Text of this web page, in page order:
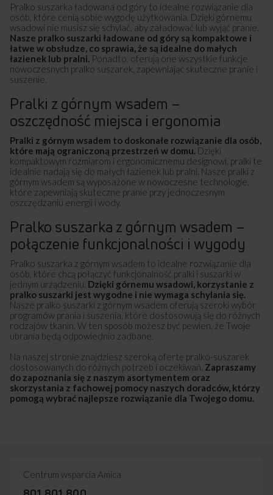
Pralko suszarka ładowana od góry to idealne rozwiązanie dla
osób, które cenią sobie wygodę użytkowania. Dzięki górnemu
wsadowi nie musisz się schylać, aby załadować lub wyjąć pranie.
Nasze pralko suszarki ładowane od góry są kompaktowe i
łatwe w obsłudze, co sprawia, że są idealne do małych
łazienek lub pralni. Ponadto, oferują one wszystkie funkcje
nowoczesnych pralko suszarek, zapewniając skuteczne pranie i
suszenie.
Pralki z górnym wsadem –
oszczędność miejsca i ergonomia
Pralki z górnym wsadem to doskonałe rozwiązanie dla osób,
które mają ograniczoną przestrzeń w domu. Dzięki
kompaktowym rozmiarom i ergonomicznemu designowi, pralki te
idealnie nadają się do małych łazienek lub pralni. Nasze pralki z
górnym wsadem są wyposażone w nowoczesne technologie,
które zapewniają skuteczne pranie przy jednoczesnym
oszczędzaniu energii i wody.
Pralko suszarka z górnym wsadem –
połączenie funkcjonalności i wygody
Pralko suszarka z górnym wsadem to idealne rozwiązanie dla
osób, które chcą połączyć funkcjonalność pralki i suszarki w
jednym urządzeniu. Dzięki górnemu wsadowi, korzystanie z
pralko suszarki jest wygodne i nie wymaga schylania się.
Nasze pralko suszarki z górnym wsadem oferują szeroki wybór
programów prania i suszenia, które dostosowują się do różnych
rodzajów tkanin. W ten sposób możesz być pewien, że Twoje
ubrania będą odpowiednio zadbane.
Na naszej stronie znajdziesz szeroką ofertę pralko-suszarek
dostosowanych do różnych potrzeb i oczekiwań. Zapraszamy
do zapoznania się z naszym asortymentem oraz
skorzystania z fachowej pomocy naszych doradców, którzy
pomogą wybrać najlepsze rozwiązanie dla Twojego domu.
Centrum wsparcia Amica